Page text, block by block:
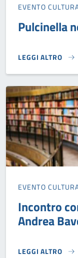
EVENTO
Pulcinella
LEGGI ALTRO
PULCINELLA
EVENTO
Incontro
Andrea
LEGGI ALTRO
INCONTRO CON